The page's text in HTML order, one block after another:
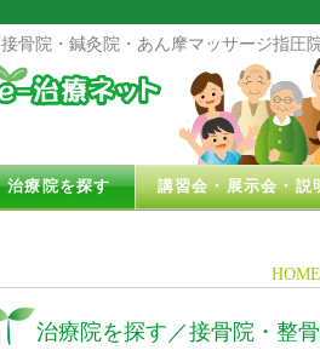
接骨院・鍼灸院・あん摩マッサージ指圧
治療院を探す 講習会・展示会・説
HOME
治療院を探す／接骨院・整